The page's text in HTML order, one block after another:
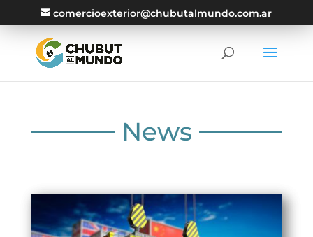
comercioexterior@chubutalmundo.com.ar
News